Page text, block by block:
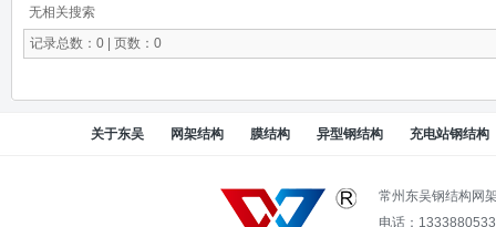
无相关搜索
记录总数：0 | 页数：0
关于东吴 网架结构 膜结构 异型钢结构 充电站钢结构
常州东吴钢结构
电话：